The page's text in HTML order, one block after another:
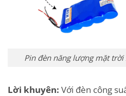
Pin đèn năng lượng mặt trời
Lời khuyên: Với đèn công